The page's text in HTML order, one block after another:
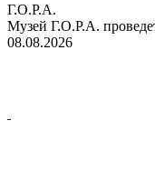
Г.О.Р.А.
Музей Г.О.Р.А.
08.08.2026